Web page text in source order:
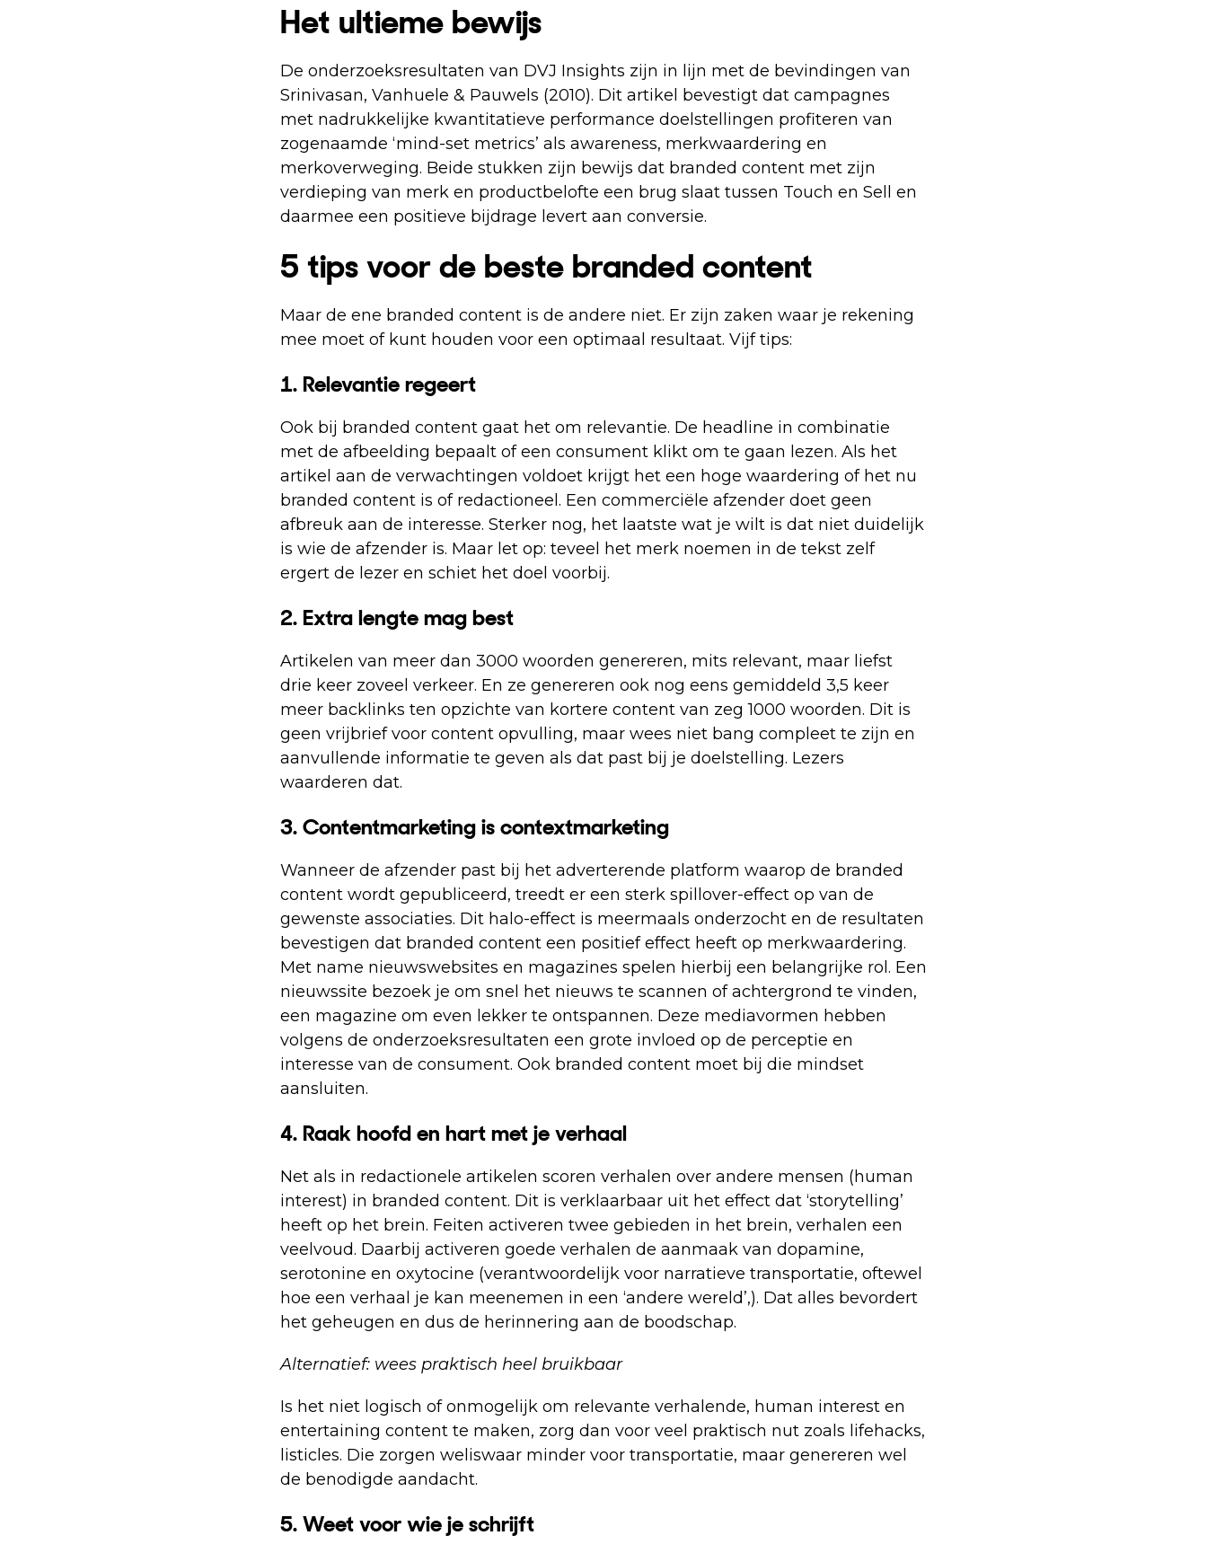
Het ultieme bewijs
De onderzoeksresultaten van DVJ Insights zijn in lijn met de bevindingen van
Srinivasan, Vanhuele & Pauwels (2010). Dit artikel bevestigt dat campagnes
met nadrukkelijke kwantitatieve performance doelstellingen profiteren van
zogenaamde ‘mind-set metrics’ als awareness, merkwaardering en
merkoverweging. Beide stukken zijn bewijs dat branded content met zijn
verdieping van merk en productbelofte een brug slaat tussen Touch en Sell en
daarmee een positieve bijdrage levert aan conversie.
5 tips voor de beste branded content
Maar de ene branded content is de andere niet. Er zijn zaken waar je rekening
mee moet of kunt houden voor een optimaal resultaat. Vijf tips:
1. Relevantie regeert
Ook bij branded content gaat het om relevantie. De headline in combinatie
met de afbeelding bepaalt of een consument klikt om te gaan lezen. Als het
artikel aan de verwachtingen voldoet krijgt het een hoge waardering of het nu
branded content is of redactioneel. Een commerciële afzender doet geen
afbreuk aan de interesse. Sterker nog, het laatste wat je wilt is dat niet duidelijk
is wie de afzender is. Maar let op: teveel het merk noemen in de tekst zelf
ergert de lezer en schiet het doel voorbij.
2. Extra lengte mag best
Artikelen van meer dan 3000 woorden genereren, mits relevant, maar liefst
drie keer zoveel verkeer. En ze genereren ook nog eens gemiddeld 3,5 keer
meer backlinks ten opzichte van kortere content van zeg 1000 woorden. Dit is
geen vrijbrief voor content opvulling, maar wees niet bang compleet te zijn en
aanvullende informatie te geven als dat past bij je doelstelling. Lezers
waarderen dat.
3. Contentmarketing is contextmarketing
Wanneer de afzender past bij het adverterende platform waarop de branded
content wordt gepubliceerd, treedt er een sterk spillover-effect op van de
gewenste associaties. Dit halo-effect is meermaals onderzocht en de resultaten
bevestigen dat branded content een positief effect heeft op merkwaardering.
Met name nieuwswebsites en magazines spelen hierbij een belangrijke rol. Een
nieuwssite bezoek je om snel het nieuws te scannen of achtergrond te vinden,
een magazine om even lekker te ontspannen. Deze mediavormen hebben
volgens de onderzoeksresultaten een grote invloed op de perceptie en
interesse van de consument. Ook branded content moet bij die mindset
aansluiten.
4. Raak hoofd en hart met je verhaal
Net als in redactionele artikelen scoren verhalen over andere mensen (human
interest) in branded content. Dit is verklaarbaar uit het effect dat ‘storytelling’
heeft op het brein. Feiten activeren twee gebieden in het brein, verhalen een
veelvoud. Daarbij activeren goede verhalen de aanmaak van dopamine,
serotonine en oxytocine (verantwoordelijk voor narratieve transportatie, oftewel
hoe een verhaal je kan meenemen in een ‘andere wereld’,). Dat alles bevordert
het geheugen en dus de herinnering aan de boodschap.
Alternatief: wees praktisch heel bruikbaar
Is het niet logisch of onmogelijk om relevante verhalende, human interest en
entertaining content te maken, zorg dan voor veel praktisch nut zoals lifehacks,
listicles. Die zorgen weliswaar minder voor transportatie, maar genereren wel
de benodigde aandacht.
5. Weet voor wie je schrijft